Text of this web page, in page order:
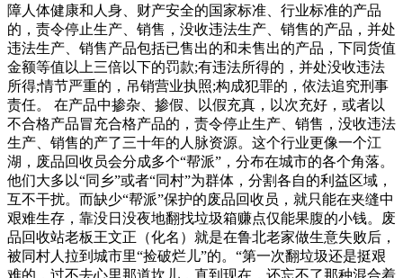
障人体健康和人身、财产安全的国家标准、行业标准的产品
的，责令停止生产、销售，没收违法生产、销售的产品，并处
违法生产、销售产品包括已售出的和未售出的产品，下同货值
金额等值以上三倍以下的罚款;有违法所得的，并处没收违法
所得;情节严重的，吊销营业执照;构成犯罪的，依法追究刑事
责任。 在产品中掺杂、掺假、以假充真，以次充好，或者以
不合格产品冒充合格产品的，责令停止生产、销售，没收违法
生产、销售的产了三十年的人脉资源。这个行业更像一个江
湖，废品回收员会分成多个“帮派”，分布在城市的各个角落。
他们大多以“同乡”或者“同村”为群体，分割各自的利益区域，
互不干扰。而缺少“帮派”保护的废品回收员，就只能在夹缝中
艰难生存，靠没日没夜地翻找垃圾箱赚点仅能果腹的小钱。废
品回收站老板王文正（化名）就是在鲁北老家做生意失败后，
被同村人拉到城市里“捡破烂儿”的。“第一次翻垃圾还是挺艰
难的，过不去心里那道坎儿，直到现在，还忘不了那种混合着